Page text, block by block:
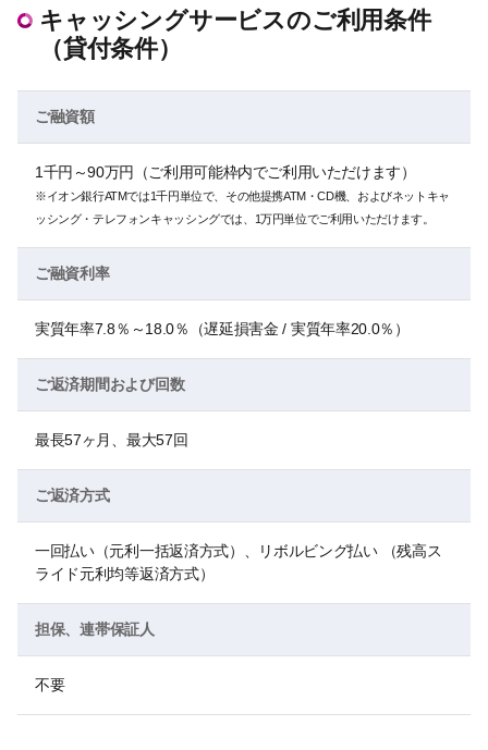
キャッシングサービスのご利用条件
（貸付条件）
ご融資額
1千円～90万円（ご利用可能枠内でご利用いただけます）
※イオン銀行ATMでは1千円単位で、その他提携ATM・CD機、およびネットキャ
ッシング・テレフォンキャッシングでは、1万円単位でご利用いただけます。
ご融資利率
実質年率7.8％～18.0％（遅延損害金 / 実質年率20.0％）
ご返済期間および回数
最長57ヶ月、最大57回
ご返済方式
一回払い（元利一括返済方式）、リボルビング払い （残高ス
ライド元利均等返済方式）
担保、連帯保証人
不要